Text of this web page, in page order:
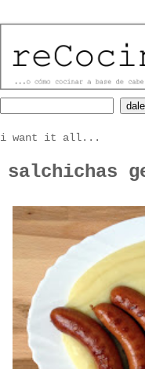
i want it all...
salchichas